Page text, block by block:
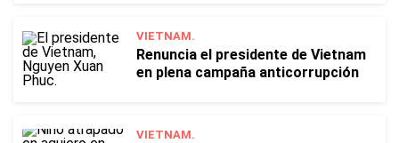
VIETNAM.
Renuncia el presidente de Vietnam
en plena campaña anticorrupción
VIETNAM.